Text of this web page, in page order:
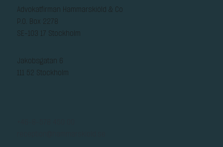
Advokatfirman Hammarskiöld & Co
P.O. Box 2278
SE-103 17 Stockholm
Jakobsgatan 6
111 52 Stockholm